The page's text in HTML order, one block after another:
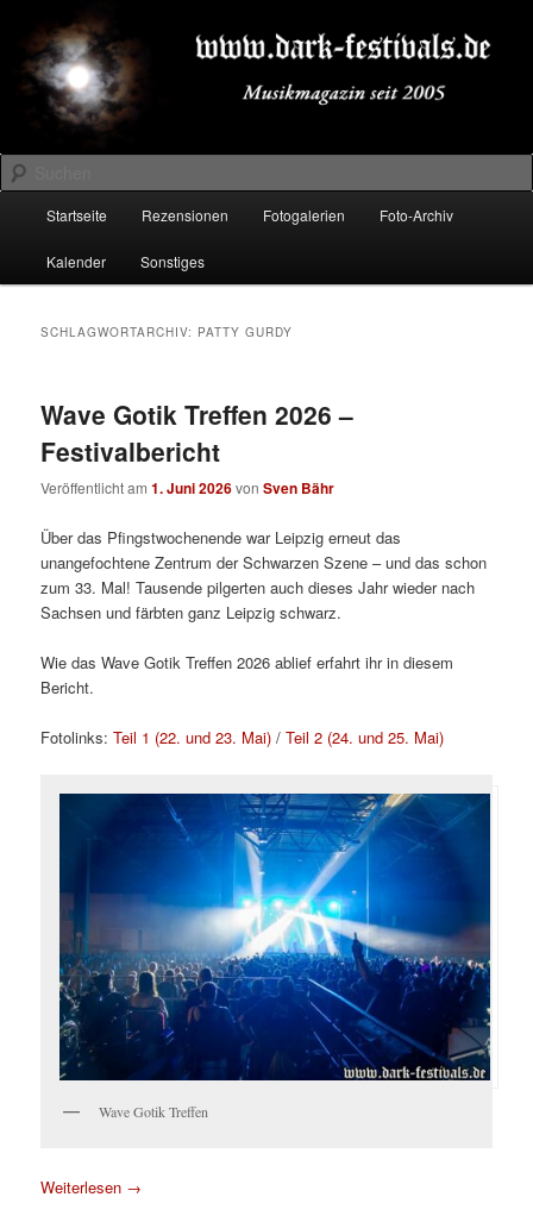
primären
Inhalt
springen
sekundären
Inhalt
springenDARK-FESTIVALS.DE
Suchen
Startseite Rezensionen Fotogalerien Foto-Archiv
Kalender Sonstiges
SCHLAGWORTARCHIV: PATTY GURDY
Wave Gotik Treffen 2026 –
Festivalbericht
Veröffentlicht am1. Juni 2026vonSven Bähr
Über das Pfingstwochenende war Leipzig erneut das
unangefochtene Zentrum der Schwarzen Szene – und das schon
zum 33. Mal! Tausende pilgerten auch dieses Jahr wieder nach
Sachsen und färbten ganz Leipzig schwarz.
Wie das Wave Gotik Treffen 2026 ablief erfahrt ihr in diesem
Bericht.
Fotolinks:Teil 1 (22. und 23. Mai) /Teil 2 (24. und 25. Mai)
Wave Gotik Treffen
Weiterlesen →